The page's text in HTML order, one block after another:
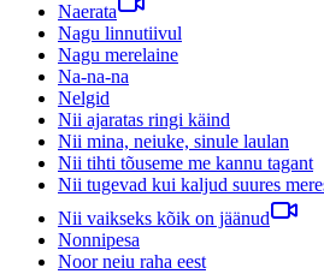
Naerata
Nagu linnutiivul
Nagu merelaine
Na-na-na
Nelgid
Nii ajaratas ringi käind
Nii mina, neiuke, sinule laulan
Nii tihti tõuseme me kannu tagant
Nii tugevad kui kaljud suures
Nii vaikseks kõik on jäänud
Nonnipesa
Noor neiu raha eest